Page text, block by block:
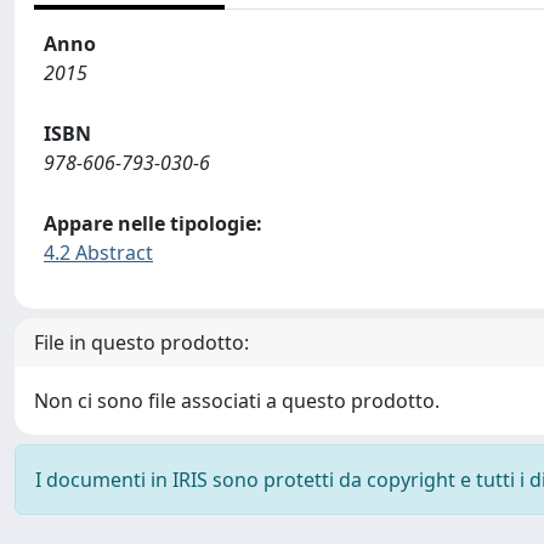
Anno
2015
ISBN
978-606-793-030-6
Appare nelle tipologie:
4.2 Abstract
File in questo prodotto:
Non ci sono file associati a questo prodotto.
I documenti in IRIS sono protetti da copyright e tutti i